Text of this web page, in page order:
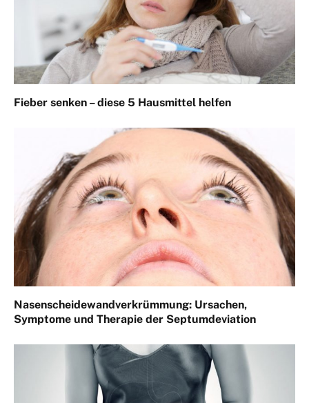
Fieber senken – diese 5 Hausmittel helfen
Nasenscheidewandverkrümmung: Ursachen,
Symptome und Therapie der Septumdeviation